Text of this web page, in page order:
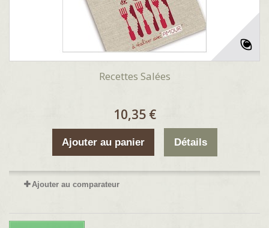
Recettes Salées
10,35 €
Ajouter au panier Détails
Ajouter au comparateur